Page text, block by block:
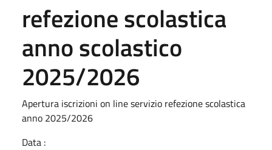
refezione scolastica
anno scolastico
2025/2026
Apertura iscrizioni on line servizio refezione scolastica
anno 2025/2026
Data :